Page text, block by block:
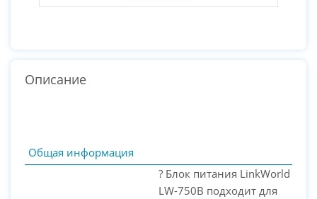
Описание
Общая информация
? Блок питания LinkWorld
LW-750B подходит для